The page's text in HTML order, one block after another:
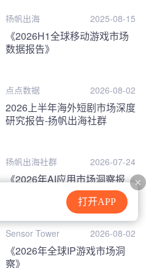
打开APP
扬帆出海 2025-08-15
《2026H1全球移动游戏市场
数据报告》
点点数据 2026-08-02
2026上半年海外短剧市场深度
研究报告-扬帆出海社群
扬帆出海社群 2026-07-24
《2026年AI应用市场洞察报
Sensor Tower 2026-08-02
《2026年全球IP游戏市场洞
察》